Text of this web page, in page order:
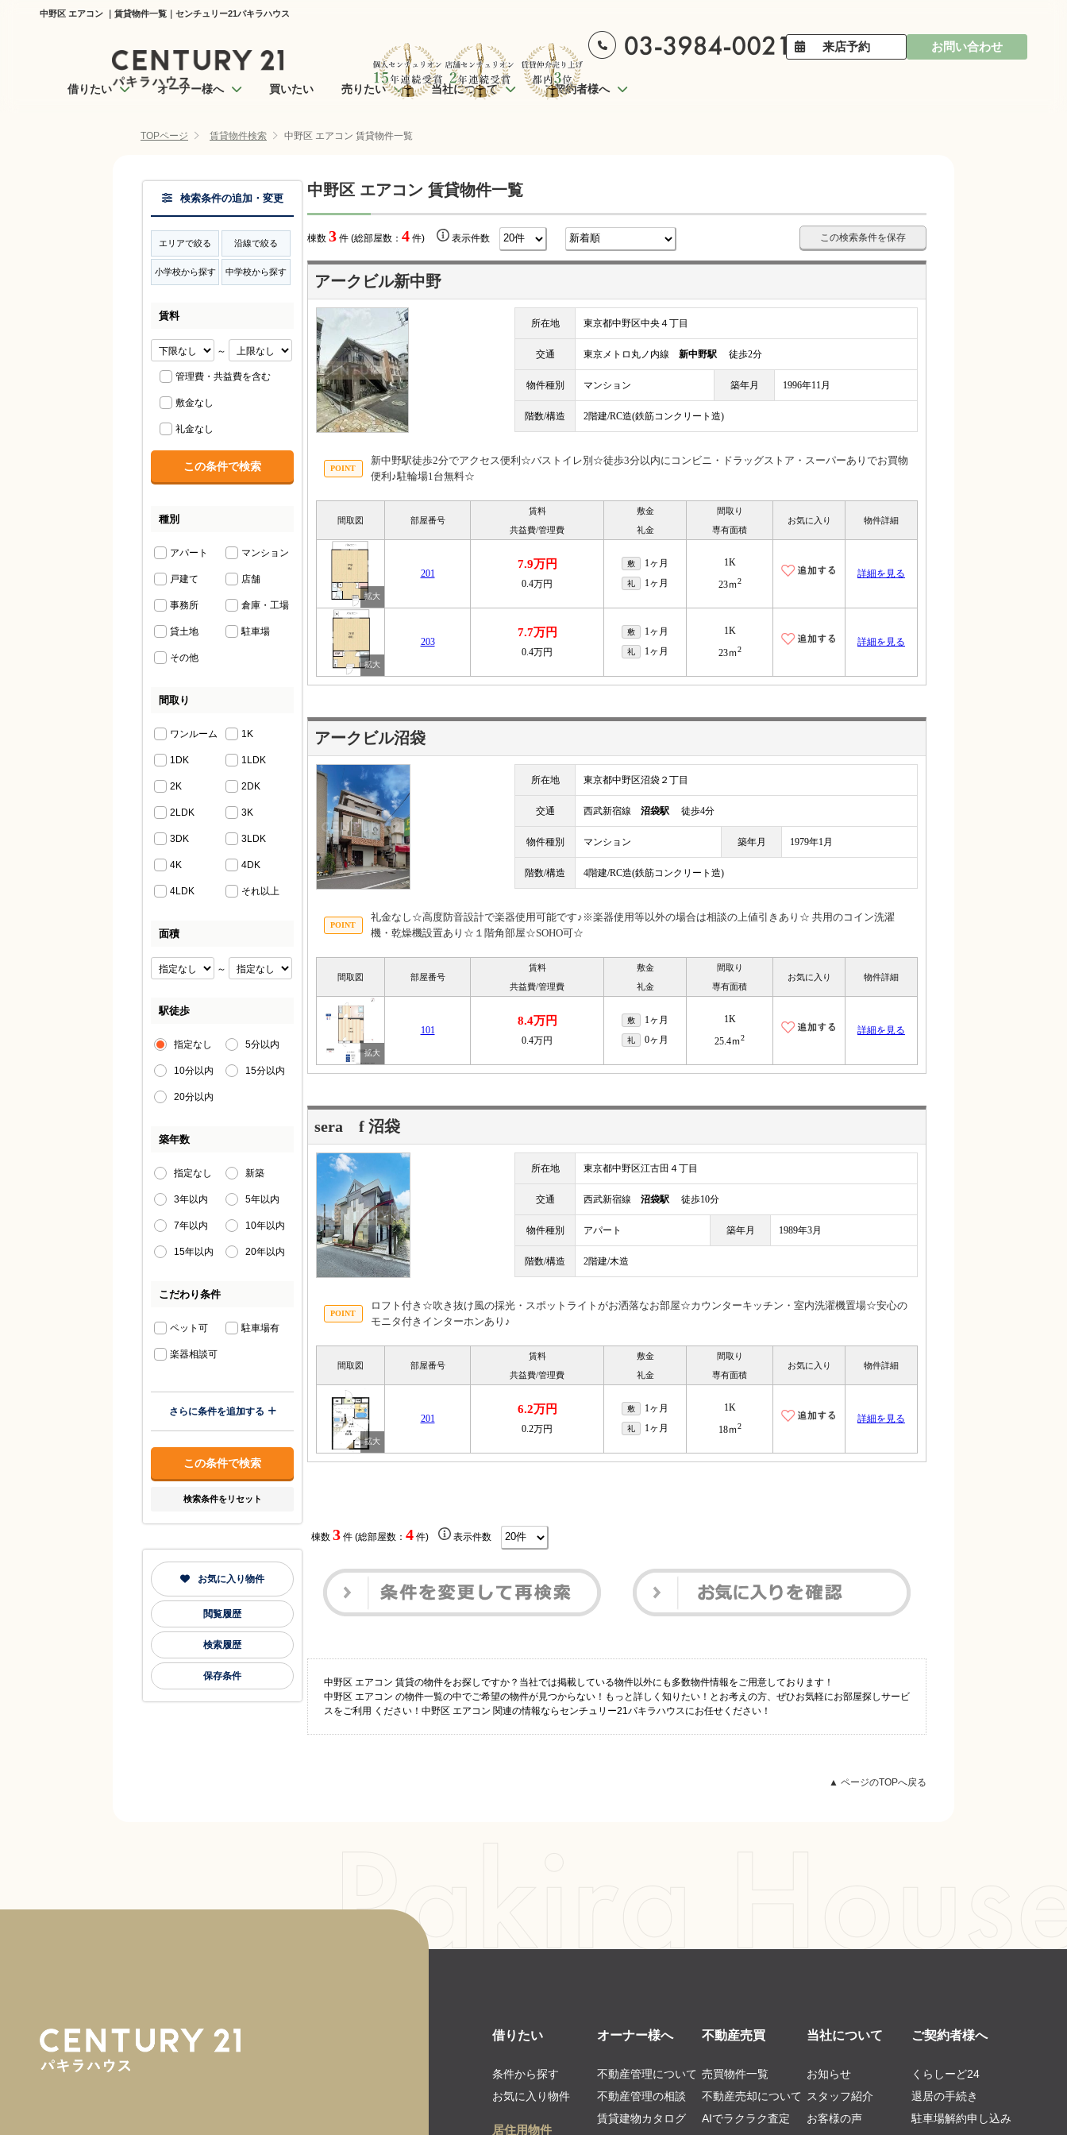
中野区 エアコン ｜賃貸物件一覧｜センチュリー21パキラハウス
来店予約 お問い合わせ
借りたい オーナー様へ 買いたい 売りたい 当社について ご契約者様へ
TOPページ 賃貸物件検索 中野区 エアコン 賃貸物件一覧
中野区 エアコン 賃貸物件一覧
棟数 3 件 (総部屋数： 4 件) 表示件数 この検索条件を保存
アークビル新中野
所在地 東京都中野区中央４丁目
交通 東京メトロ丸ノ内線 新中野駅 徒歩2分
物件種別 マンション 築年月 1996年11月
階数/構造 2階建/RC造(鉄筋コンクリート造)
新中野駅徒歩2分でアクセス便利☆バストイレ別☆徒歩3分以内にコンビニ・ドラッグストア・スーパーありでお買物
便利♪駐輪場1台無料☆
間取図 部屋番号
賃料
共益費/管理費
敷金
礼金
間取り
専有面積
お気に入り 物件詳細
201
7.9万円
0.4万円
敷 1ヶ月
礼 1ヶ月
1K
23ｍ2
詳細を見る
203
7.7万円
0.4万円
敷 1ヶ月
礼 1ヶ月
1K
23ｍ2
詳細を見る
アークビル沼袋
所在地 東京都中野区沼袋２丁目
交通 西武新宿線 沼袋駅 徒歩4分
物件種別 マンション 築年月 1979年1月
階数/構造 4階建/RC造(鉄筋コンクリート造)
礼金なし☆高度防音設計で楽器使用可能です♪※楽器使用等以外の場合は相談の上値引きあり☆ 共用のコイン洗濯
機・乾燥機設置あり☆１階角部屋☆SOHO可☆
間取図 部屋番号
賃料
共益費/管理費
敷金
礼金
間取り
専有面積
お気に入り 物件詳細
101
8.4万円
0.4万円
敷 1ヶ月
礼 0ヶ月
1K
25.4ｍ2
詳細を見る
sera f 沼袋
所在地 東京都中野区江古田４丁目
交通 西武新宿線 沼袋駅 徒歩10分
物件種別 アパート 築年月 1989年3月
階数/構造 2階建/木造
ロフト付き☆吹き抜け風の採光・スポットライトがお洒落なお部屋☆カウンターキッチン・室内洗濯機置場☆安心の
モニタ付きインターホンあり♪
間取図 部屋番号
賃料
共益費/管理費
敷金
礼金
間取り
専有面積
お気に入り 物件詳細
201
6.2万円
0.2万円
敷 1ヶ月
礼 1ヶ月
1K
18ｍ2
詳細を見る
棟数 3 件 (総部屋数： 4 件) 表示件数
中野区 エアコン 賃貸の物件をお探しですか？当社では掲載している物件以外にも多数物件情報をご用意しております！
中野区 エアコン の物件一覧の中でご希望の物件が見つからない！もっと詳しく知りたい！とお考えの方、ぜひお気軽にお部屋探しサービ
スをご利用 ください！中野区 エアコン 関連の情報ならセンチュリー21パキラハウスにお任せください！
▲ ページのTOPへ戻る
検索条件の追加・変更
エリアで絞る 沿線で絞る
小学校から探す 中学校から探す
賃料
～
管理費・共益費を含む
敷金なし
礼金なし
種別
アパート マンション
戸建て 店舗
事務所 倉庫・工場
貸土地 駐車場
その他
間取り
ワンルーム 1K
1DK 1LDK
2K 2DK
2LDK 3K
3DK 3LDK
4K 4DK
4LDK それ以上
面積
～
駅徒歩
指定なし 5分以内
10分以内 15分以内
20分以内
築年数
指定なし 新築
3年以内 5年以内
7年以内 10年以内
15年以内 20年以内
こだわり条件
ペット可 駐車場有
楽器相談可
さらに条件を追加する
検索条件をリセット
お気に入り物件
閲覧履歴
検索履歴
保存条件
借りたい
条件から探す
お気に入り物件
居住用物件
オーナー様へ
不動産管理について
不動産管理の相談
賃貸建物カタログ
不動産売買
売買物件一覧
不動産売却について
AIでラクラク査定
当社について
お知らせ
スタッフ紹介
お客様の声
ご契約者様へ
くらしーど24
退居の手続き
駐車場解約申し込み